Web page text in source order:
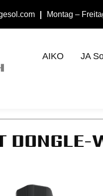
Montag –
AIKO JA
DONGLE-